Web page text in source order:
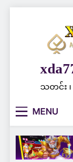
သတင်း ၊
MENU